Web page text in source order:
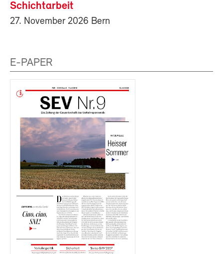
Schichtarbeit
27. November 2026 Bern
E-PAPER